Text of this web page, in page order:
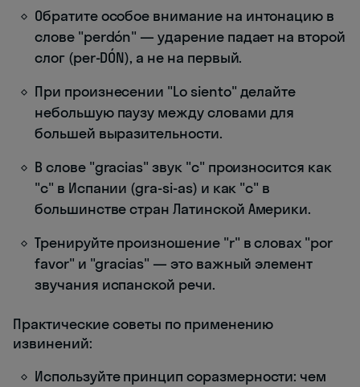
Обратите особое внимание на интонацию в
слове "perdón" — ударение падает на второй
слог (per-DÓN), а не на первый.
При произнесении "Lo siento" делайте
небольшую паузу между словами для
большей выразительности.
В слове "gracias" звук "c" произносится как
"с" в Испании (gra-si-as) и как "с" в
большинстве стран Латинской Америки.
Тренируйте произношение "r" в словах "por
favor" и "gracias" — это важный элемент
звучания испанской речи.
Практические советы по применению
извинений:
Используйте принцип соразмерности: чем